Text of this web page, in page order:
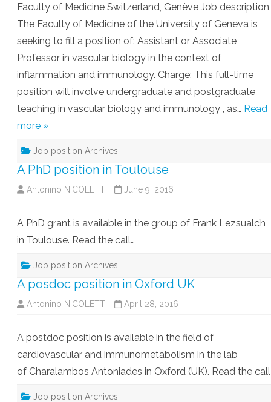
Faculty of Medicine Switzerland, Genève Job description
The Faculty of Medicine of the University of Geneva is
seeking to fill a position of: Assistant or Associate
Professor in vascular biology in the context of
inflammation and immunology. Charge: This full-time
position will involve undergraduate and postgraduate
teaching in vascular biology and immunology , as… Read
more »
Job position Archives
A PhD position in Toulouse
Antonino NICOLETTI June 9, 2016
A PhD grant is available in the group of Frank Lezsualc’h
in Toulouse. Read the call…
Job position Archives
A posdoc position in Oxford UK
Antonino NICOLETTI April 28, 2016
A postdoc position is available in the field of
cardiovascular and immunometabolism in the lab
of Charalambos Antoniades in Oxford (UK). Read the call
Job position Archives